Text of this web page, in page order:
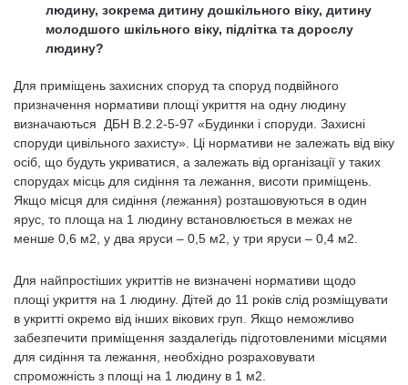
людину, зокрема дитину дошкільного віку, дитину
молодшого шкільного віку, підлітка та дорослу
людину?
Для приміщень захисних споруд та споруд подвійного
призначення нормативи площі укриття на одну людину
визначаються ДБН В.2.2-5-97 «Будинки і споруди. Захисні
споруди цивільного захисту». Ці нормативи не залежать від віку
осіб, що будуть укриватися, а залежать від організації у таких
спорудах місць для сидіння та лежання, висоти приміщень.
Якщо місця для сидіння (лежання) розташовуються в один
ярус, то площа на 1 людину встановлюється в межах не
менше 0,6 м2, у два яруси – 0,5 м2, у три яруси – 0,4 м2.
Для найпростіших укриттів не визначені нормативи щодо
площі укриття на 1 людину. Дітей до 11 років слід розміщувати
в укритті окремо від інших вікових груп. Якщо неможливо
забезпечити приміщення заздалегідь підготовленими місцями
для сидіння та лежання, необхідно розраховувати
спроможність з площі на 1 людину в 1 м2.